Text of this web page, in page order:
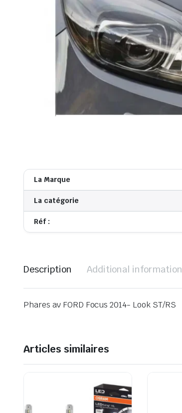
La Marque
La catégorie
Réf :
Description Additional information
Phares av FORD Focus 2014- Look ST/RS
Articles similaires